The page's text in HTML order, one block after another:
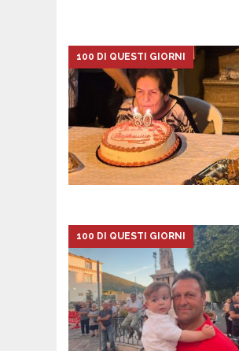
100 DI QUESTI GIORNI
100 DI QUESTI GIORNI